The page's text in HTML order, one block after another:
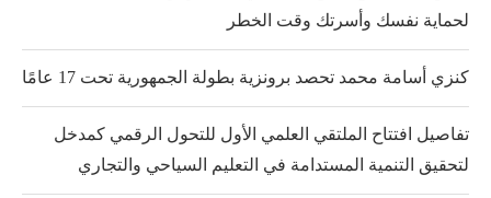
لحماية نفسك وأسرتك وقت الخطر
كنزي أسامة محمد تحصد برونزية بطولة الجمهورية تحت 17 عامًا
تفاصيل افتتاح الملتقي العلمي الأول للتحول الرقمي كمدخل
لتحقيق التنمية المستدامة في التعليم السياحي والتجاري